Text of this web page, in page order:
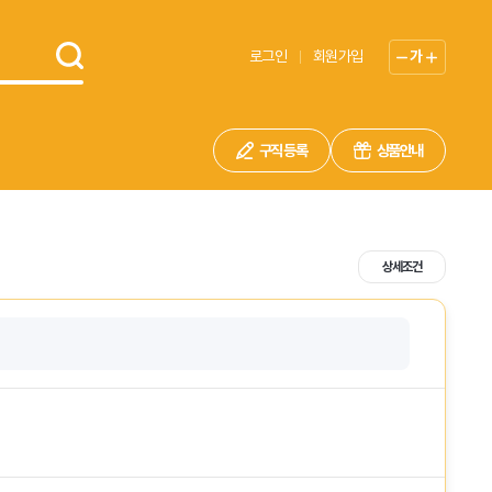
로그인 회원가입 가
구직 등록 상품안내
상세조건